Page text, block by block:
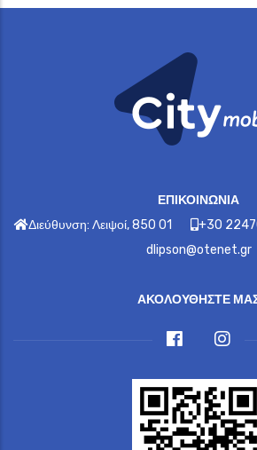
ΕΠΙΚΟΙΝΩΝΙΑ
Διεύθυνση: Λειψοί, 850 01
+30
dlipson@otenet.gr
ΑΚΟΛΟΥΘΗΣΤΕ